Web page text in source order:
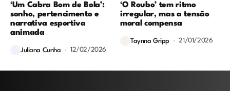
‘Um Cabra Bom de Bola’:
sonho, pertencimento e
narrativa esportiva
animada
Juliana Cunha 12/02/2026
‘O Roubo’ tem ritmo
irregular, mas a tensão
moral compensa
Taynna Gripp 21/01/2026